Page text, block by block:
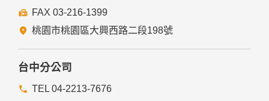
FAX 03-216-1399
桃園市桃園區大興西路二段198號
台中分公司
TEL 04-2213-7676